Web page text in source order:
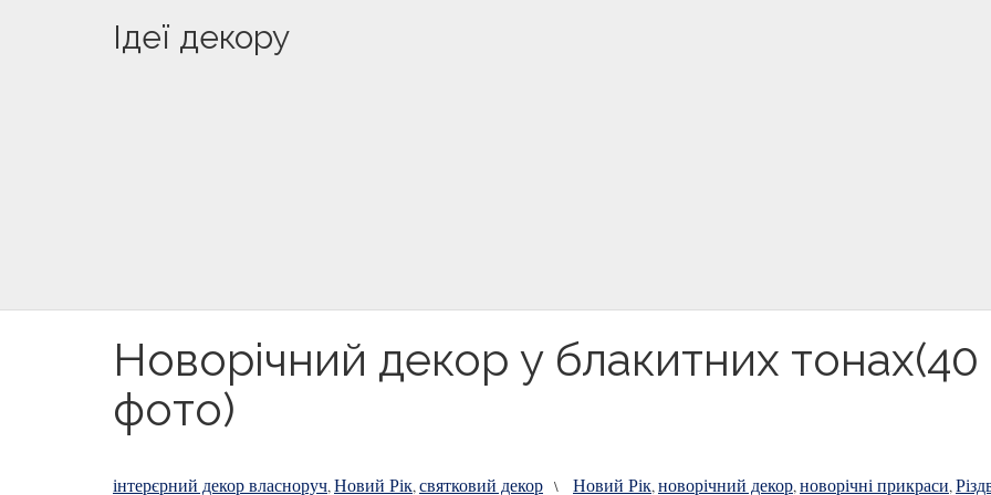
Ідеї декору
Новорічний декор у блакитних тонах(40
фото)
інтерєрний декор власноруч,Новий Рік,святковий декор \ Новий Рік,новорічний декор,новорічні прикраси,